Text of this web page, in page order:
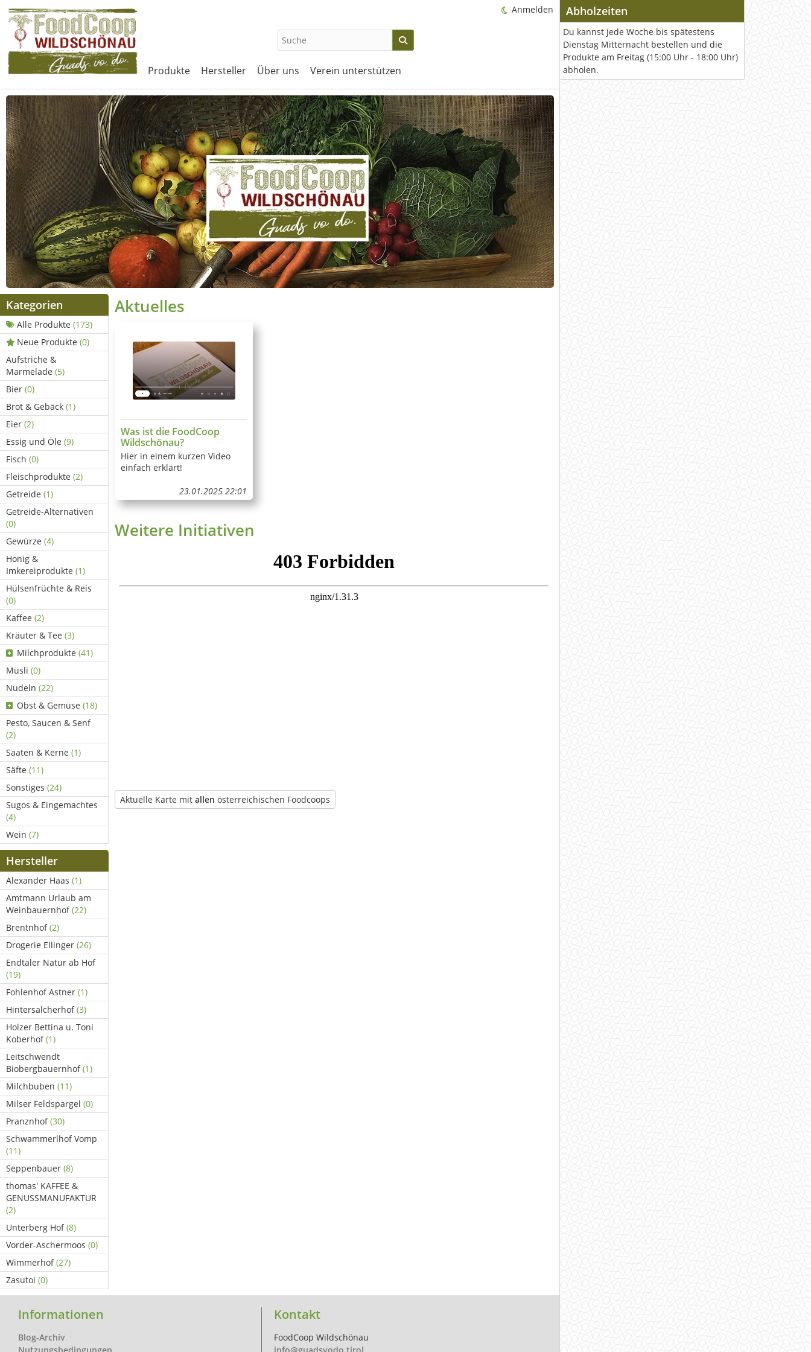
Anmelden
Produkte Hersteller Über uns Verein unterstützen
Kategorien
Alle Produkte (173)
Neue Produkte (0)
Aufstriche &
Marmelade (5)
Bier (0)
Brot & Gebäck (1)
Eier (2)
Essig und Öle (9)
Fisch (0)
Fleischprodukte (2)
Getreide (1)
Getreide-Alternativen
(0)
Gewürze (4)
Honig &
Imkereiprodukte (1)
Hülsenfrüchte & Reis
(0)
Kaffee (2)
Kräuter & Tee (3)
Milchprodukte (41)
Müsli (0)
Nudeln (22)
Obst & Gemüse (18)
Pesto, Saucen & Senf
(2)
Saaten & Kerne (1)
Säfte (11)
Sonstiges (24)
Sugos & Eingemachtes
(4)
Wein (7)
Hersteller
Alexander Haas (1)
Amtmann Urlaub am
Weinbauernhof(22)
Brentnhof(2)
Drogerie Ellinger (26)
Endtaler Natur ab Hof
(19)
Fohlenhof Astner (1)
Hintersalcherhof(3)
Holzer Bettina u. Toni
Koberhof(1)
Leitschwendt
Biobergbauernhof(1)
Milchbuben (11)
Milser Feldspargel (0)
Pranznhof(30)
Schwammerlhof Vomp
(11)
Seppenbauer (8)
thomas' KAFFEE &
GENUSSMANUFAKTUR
(2)
Unterberg Hof(8)
Vorder-Aschermoos (0)
Wimmerhof(27)
Zasutoi (0)
Aktuelles
Was ist die FoodCoop
Wildschönau?
Hier in einem kurzen Video
einfach erklärt!
23.01.2025 22:01
Weitere Initiativen
Aktuelle Karte mit allen österreichischen Foodcoops
Abholzeiten
Du kannst jede Woche bis spätestens
Dienstag Mitternacht bestellen und die
Produkte am Freitag (15:00 Uhr - 18:00 Uhr)
abholen.
Informationen
Blog-Archiv
Kontakt
FoodCoop Wildschönau